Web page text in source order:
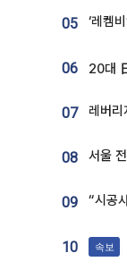
05
06
07
08
09
10 속보